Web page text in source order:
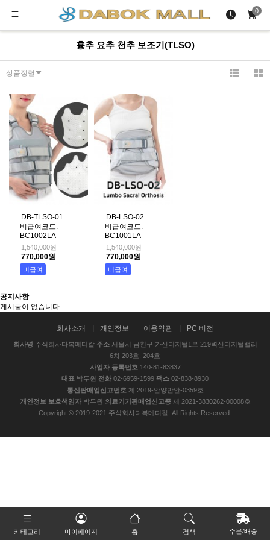
0
흉추 요추 천추 보조기(TLSO)
상품정렬
DB-TLSO-01
비급여코드:
BC1002LA
1,540,000원
770,000원
비급여
DB-LSO-02
비급여코드:
BC1001LA
1,540,000원
770,000원
비급여
카테고리 마이페이지 홈 검색 주문/배송
공지사항
게시물이 없습니다.
회사소개 개인정보 이용약관 PC 버전
회사명 주식회사다복메디칼 주소서울시 금천구 가산디지털1로 219벽산디지털밸리
6차 203호, 204호
사업자 등록번호 140-81-83837
대표 박두원 전화 02-6959-1599 팩스 02-838-8930
통신판매업신고번호 제 2019-안양만안-0359호
개인정보 보호책임자박두원 의료기기판매업신고증제 2021-3830262-00008호
Copyright © 2019-2021 주식회사다복메디칼. All Rights Reserved.